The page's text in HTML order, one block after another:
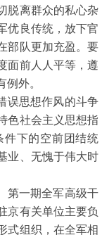
脱离群众的私心杂
优良传统，放下官
部队更加充盈。要
面前人人平等，遵
外。
思想作风的斗争
色社会主义思想指
件下的空前团结统
业、无愧于伟大时
一期全军高级干
京有关单位主要负
式组织，在全军相